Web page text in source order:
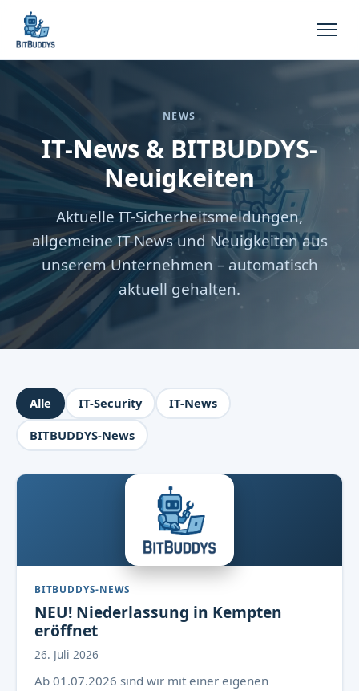
NEWS
IT-News & BITBUDDYS-
Neuigkeiten
Aktuelle IT-Sicherheitsmeldungen,
allgemeine IT-News und Neuigkeiten aus
unserem Unternehmen – automatisch
aktuell gehalten.
Alle IT-Security
IT-News
BITBUDDYS-News
BITBUDDYS-NEWS
NEU! Niederlassung in Kempten
eröffnet
26. Juli 2026
Ab 01.07.2026 sind wir mit einer eigenen